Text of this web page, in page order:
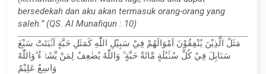
bersedekah dan aku akan termasuk orang-orang yang
saleh.” (QS. Al Munafiqun : 10)
مَثَلُ الَّذِيْنَ يُنْفِقُوْنَ اَمْوَالَهُمْ فِيْ سَبِيْلِ اللّٰهِ كَمَثَلِ حَبَّةٍ اَنْۢبَتَتْ سَبْعَ
سَنَابِلَ فِيْ كُلِّ سُنْۢبُلَةٍ مِّائَةُ حَبَّةٍ ۗ وَاللّٰهُ يُضٰعِفُ لِمَنْ يَّشَاۤءُ ۗوَاللّٰهُ
وَاسِعٌ عَلِيْمٌ